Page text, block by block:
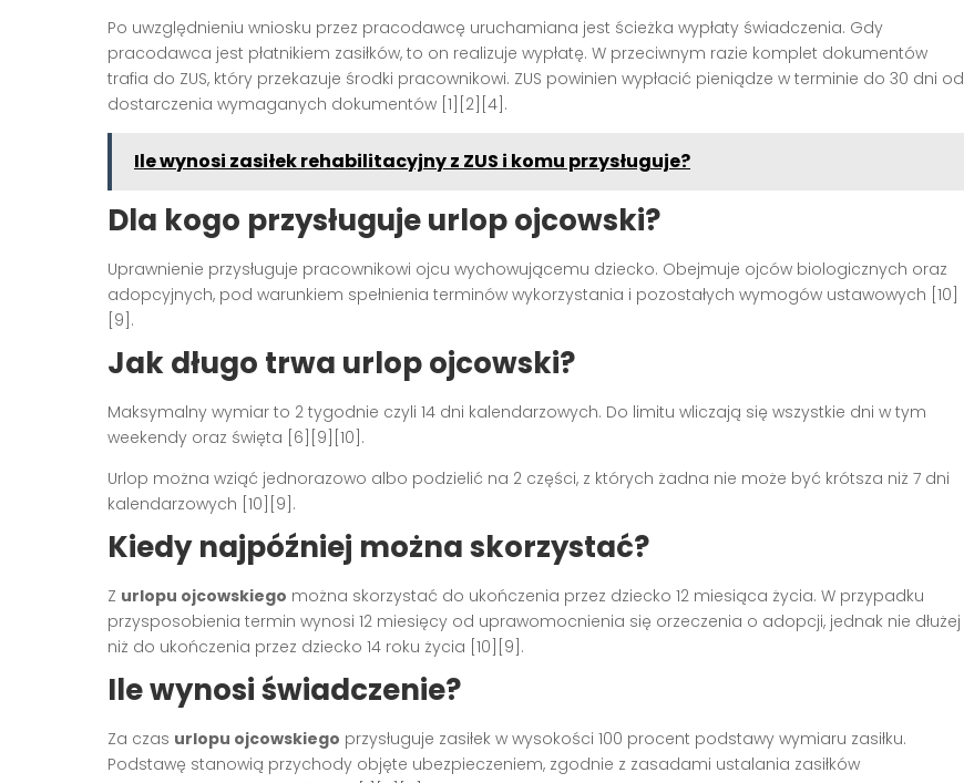
Po uwzględnieniu wniosku przez pracodawcę uruchamiana jest ścieżka wypłaty świadczenia. Gdy
pracodawca jest płatnikiem zasiłków, to on realizuje wypłatę. W przeciwnym razie komplet dokumentów
trafia do ZUS, który przekazuje środki pracownikowi. ZUS powinien wypłacić pieniądze w terminie do 30 dni od
dostarczenia wymaganych dokumentów [1][2][4].
Ile wynosi zasiłek rehabilitacyjny z ZUS i komu przysługuje?
Dla kogo przysługuje urlop ojcowski?
Uprawnienie przysługuje pracownikowi ojcu wychowującemu dziecko. Obejmuje ojców biologicznych oraz
adopcyjnych, pod warunkiem spełnienia terminów wykorzystania i pozostałych wymogów ustawowych [10]
[9].
Jak długo trwa urlop ojcowski?
Maksymalny wymiar to 2 tygodnie czyli 14 dni kalendarzowych. Do limitu wliczają się wszystkie dni w tym
weekendy oraz święta [6][9][10].
Urlop można wziąć jednorazowo albo podzielić na 2 części, z których żadna nie może być krótsza niż 7 dni
kalendarzowych [10][9].
Kiedy najpóźniej można skorzystać?
Z urlopu ojcowskiego można skorzystać do ukończenia przez dziecko 12 miesiąca życia. W przypadku
przysposobienia termin wynosi 12 miesięcy od uprawomocnienia się orzeczenia o adopcji, jednak nie dłużej
niż do ukończenia przez dziecko 14 roku życia [10][9].
Ile wynosi świadczenie?
Za czas urlopu ojcowskiego przysługuje zasiłek w wysokości 100 procent podstawy wymiaru zasiłku.
Podstawę stanowią przychody objęte ubezpieczeniem, zgodnie z zasadami ustalania zasiłków